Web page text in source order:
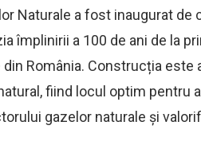
Naturale a fost inaugurat de
împlinirii a 100 de ani de la
din România. Construcția
fiind locul optim pentru
gazelor naturale și